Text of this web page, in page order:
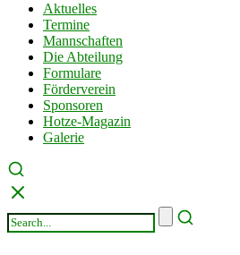
Aktuelles
Termine
Mannschaften
Die Abteilung
Formulare
Förderverein
Sponsoren
Hotze-Magazin
Galerie